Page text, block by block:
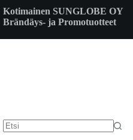
to
content
Kotimainen SUNGLOBE OY
Brändäys- ja Promotuotteet